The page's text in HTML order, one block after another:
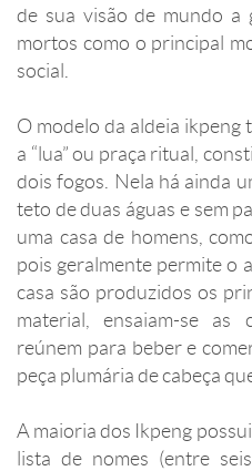
de sua visão de mundo a
mortos como o principal
social.
O modelo da aldeia ikpeng
a “lua” ou praça ritual,
dois fogos. Nela há ainda
teto de duas águas e sem
uma casa de homens,
pois geralmente permite o
casa são produzidos os
material, ensaiam-se as
reúnem para beber e
peça plumária de cabeça
A maioria dos Ikpeng
lista de nomes (entre